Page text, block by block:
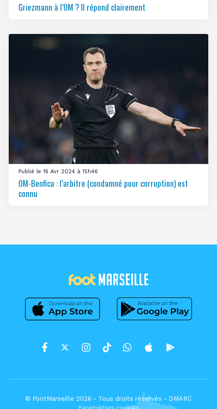
Griezmann à l’OM ? Il répond clairement
Publié le 16 Avr 2024 à 15h46
OM-Benfica : l’arbitre (condamné pour corruption) est
connu
© FootMarseille 2026 - Tous droits réservés - DMARC